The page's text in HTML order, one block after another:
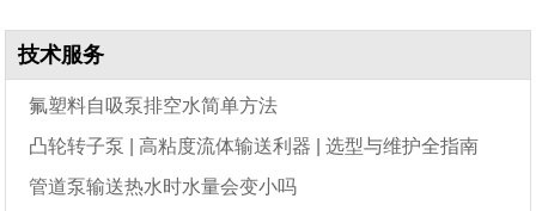
技术服务
氟塑料自吸泵排空水简单方法
凸轮转子泵 | 高粘度流体输送利器 | 选型与维护全指南
管道泵输送热水时水量会变小吗